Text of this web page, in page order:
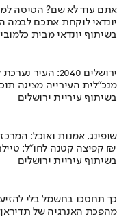
אתם עוד לא שם? הטיסה
יונדאי לוקחת אתכם לבמה
בשיתוף יונדאי מבית
ירושלים 2040: העיר נערכת ל- 1.5 מליון תושבים
מנכ"לית העירייה מציגה
בשיתוף עיריית ירושלים
שופינג, אמנות ואוכל:
קפיצה קטנה לחו"ל: טיילת חדשה, מיצגי אמנות, וכיכרות משופצות בהשקעה של 100 מיליון ₪
בשיתוף עיריית ירושלים
כך תחסכו בחשמל בלי להזיע
מהפכת האנרגיה של